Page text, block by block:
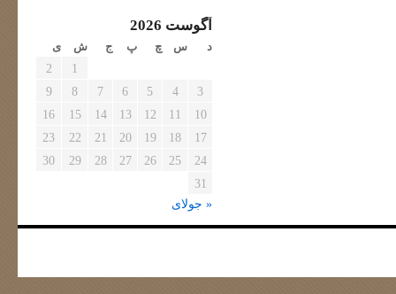
آگوست 2026
د س چ پ ج ش ی
1
2
3
4
5
6
7
8
9
10
11
12
13
14
15
16
17
18
19
20
21
22
23
24
25
26
27
28
29
30
31
« جولای